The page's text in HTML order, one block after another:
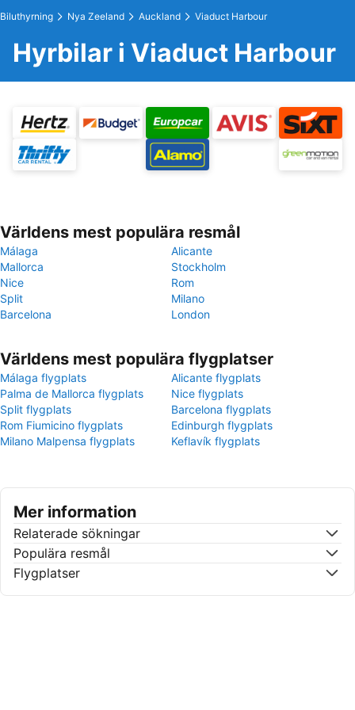
Biluthyrning Nya Zeeland Auckland Viaduct Harbour
Hyrbilar i Viaduct Harbour
Världens mest populära resmål
Málaga
Alicante
Mallorca
Stockholm
Nice
Rom
Split
Milano
Barcelona
London
Världens mest populära flygplatser
Málaga flygplats
Alicante flygplats
Palma de Mallorca flygplats
Nice flygplats
Split flygplats
Barcelona flygplats
Rom Fiumicino flygplats
Edinburgh flygplats
Milano Malpensa flygplats
Keflavík flygplats
Mer information
Relaterade sökningar
Populära resmål
Flygplatser